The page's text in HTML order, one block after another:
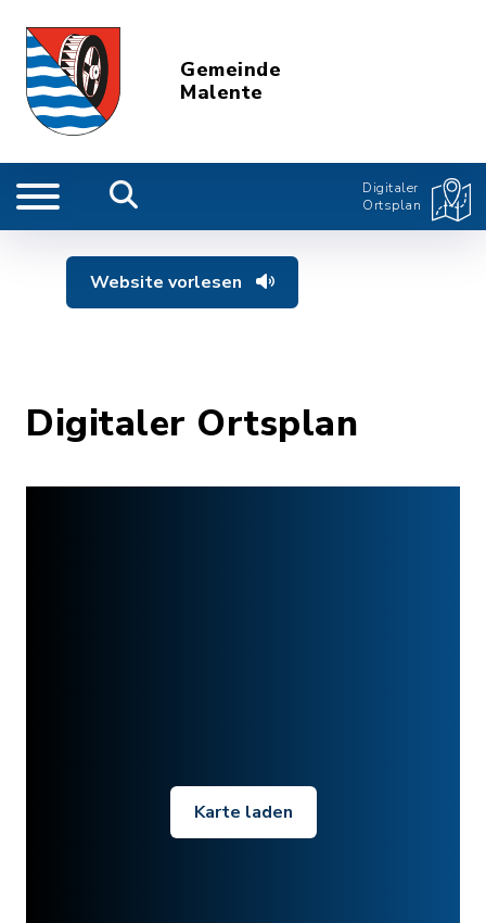
Gemeinde
Malente
Digitaler
Ortsplan
Website vorlesen
Digitaler Ortsplan
Karte laden